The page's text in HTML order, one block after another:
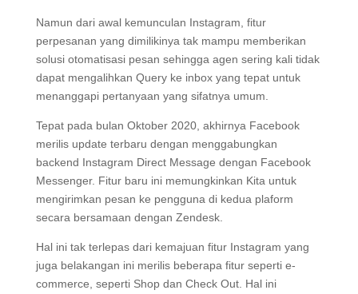
Namun dari awal kemunculan Instagram, fitur
perpesanan yang dimilikinya tak mampu memberikan
solusi otomatisasi pesan sehingga agen sering kali tidak
dapat mengalihkan Query ke inbox yang tepat untuk
menanggapi pertanyaan yang sifatnya umum.
Tepat pada bulan Oktober 2020, akhirnya Facebook
merilis update terbaru dengan menggabungkan
backend Instagram Direct Message dengan Facebook
Messenger. Fitur baru ini memungkinkan Kita untuk
mengirimkan pesan ke pengguna di kedua plaform
secara bersamaan dengan Zendesk.
Hal ini tak terlepas dari kemajuan fitur Instagram yang
juga belakangan ini merilis beberapa fitur seperti e-
commerce, seperti Shop dan Check Out. Hal ini